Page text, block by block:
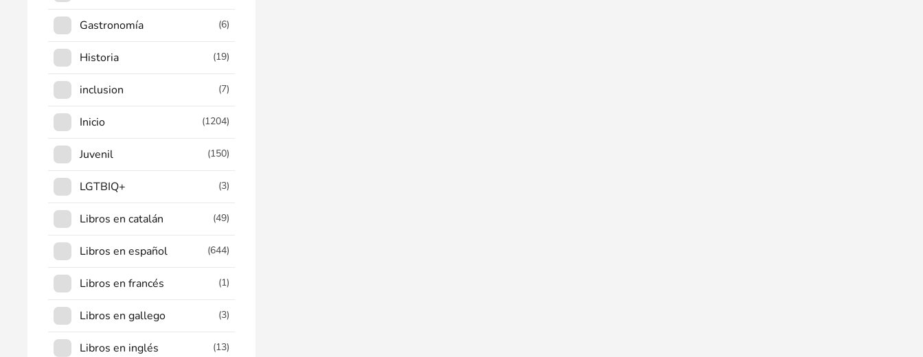
Gastronomía (6)
Historia (19)
inclusion (7)
Inicio (1204)
Juvenil (150)
LGTBIQ+ (3)
Libros en catalán (49)
Libros en español (644)
Libros en francés (1)
Libros en gallego (3)
Libros en inglés (13)